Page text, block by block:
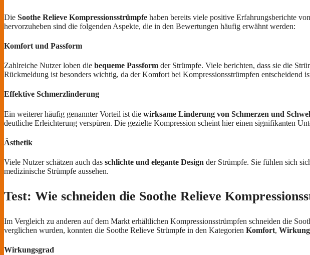
Die Soothe Relieve Kompressionsstrümpfe haben bereits viele positive Erfahrungsberichte
hervorzuheben sind die folgenden Aspekte, die in den Bewertungen häufig erwähnt werden:
Komfort und Passform
Zahlreiche Nutzer loben die bequeme Passform der Strümpfe. Viele berichten, dass sie die
Rückmeldung ist besonders wichtig, da der Komfort bei Kompressionsstrümpfen entscheidend
Effektive Schmerzlinderung
Ein weiterer häufig genannter Vorteil ist die wirksame Linderung von Schmerzen und
deutliche Erleichterung verspüren. Die gezielte Kompression scheint hier einen signifikanten
Ästhetik
Viele Nutzer schätzen auch das schlichte und elegante Design der Strümpfe. Sie fühlen sich
medizinische Strümpfe aussehen.
Test: Wie schneiden die Soothe Relieve
Im Vergleich zu anderen auf dem Markt erhältlichen Kompressionsstrümpfen schneiden die
verglichen wurden, konnten die Soothe Relieve Strümpfe in den Kategorien Komfort,
Wirkungsgrad